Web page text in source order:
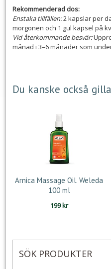
Rekommenderad dos:
Enstaka tillfällen:2 kapslar per
morgonen och 1 gul kapsel på
Vid återkommande besvär:
månad i 3–6 månader som
Du kanske också
Arnica Massage Oil. Weleda
100 ml
199kr
SÖK PRODUKTER